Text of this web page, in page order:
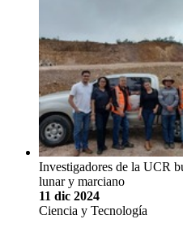
Investigadores de la UCR
lunar y marciano
11 dic 2024
Ciencia y Tecnología